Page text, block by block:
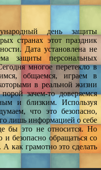
день защиты
странах этот праздник
Дата установлена не
защиты персональных
многое перетекло в
общаемся, играем в
в реальной жизни
зачем-то доверяемся
и близким. Используя
что это безопасно,
лишь информацией о себе
бы это не относится. Но
и безопасно обращаться со
как грамотно это сделать